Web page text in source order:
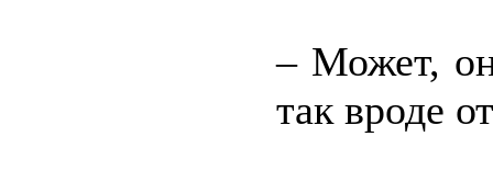
– Может,
так вроде